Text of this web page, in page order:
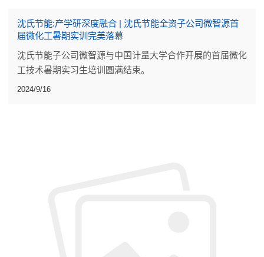
沈氏节能:产学研深度融合 | 沈氏节能全资子公司微智源首
届微化工暑期实训完美落幕
沈氏节能子公司微智源与中国计量大学合作开展的首届微化
工技术暑期实习生培训圆满结束。
2024/9/16